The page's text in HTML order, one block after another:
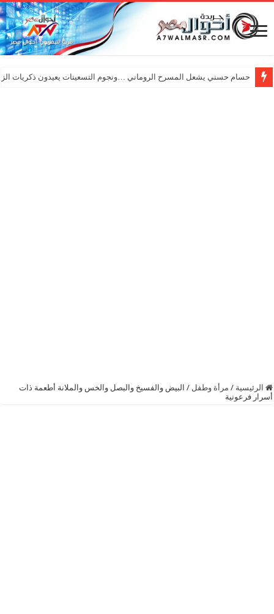
حسام حسني يشعل المسرح الروماني …ونجوم التسعينات يعيدون ذكريات
الرئيسية / مرأة وطفل / البيض والفسيخ والبصل والخس والملانة أطعمة ذات
أسرار فرعونية